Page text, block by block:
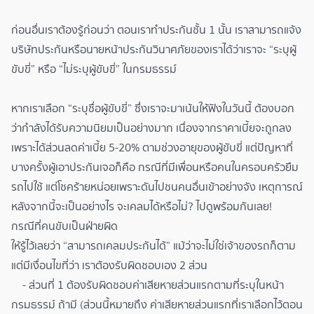
ก่อนอื่นเราต้องรู้ก่อนว่า ตอนเราทำประกันชั้น 1 นั้น เราสามารถแจ้ง
บริษัทประกันหรือนายหน้าประกันวินาศภัยของเราได้ว่าเราจะ “ระบุผู้
ขับขี่” หรือ “ไม่ระบุผู้ขับขี่” ในกรมธรรม์​
หากเราเลือก “ระบุชื่อผู้ขับขี่” ซึ่งเราจะมาเน้นให้ฟังในวันนี้ ต้องบอก
ว่ากำลังได้รับความนิยมเป็นอย่างมาก เนื่องจากราคาเบี้ยจะถูกลง
เพราะได้ส่วนลดค่าเบี้ย 5-20% ตามช่วงอายุของผู้ขับขี่ แต่ปัญหาที่
บางครั้งผู้เอาประกันเจอก็คือ กรณีที่มีเพื่อนหรือคนในครอบครัวยืม
รถไปใช้ แต่โชคร้ายหน่อยเพราะดันไปชนคนอื่นเข้าอย่างจัง เหตุการณ์
หลังจากนี้จะเป็นอย่างไร จะเคลมได้หรือไม่? ไปดูพร้อมกันเลย!​
กรณีที่คนขับเป็นฝ่ายผิด
ให้รู้ไว้เลยว่า “สามารถเคลมประกันได้” แม้ว่าจะไม่ใช่เจ้าของรถก็ตาม
แต่มีเงื่อนไขที่ว่า เราต้องรับผิดชอบเอง 2 ส่วน ​
- ส่วนที่ 1 ต้องรับผิดชอบค่าเสียหายส่วนแรกตามที่ระบุในหน้า
กรมธรรม์ ถ้ามี (ส่วนนี้หมายถึง ค่าเสียหายส่วนแรกที่เราเลือกไว้ตอน